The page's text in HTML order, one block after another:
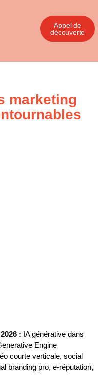
Appel de
découverte
marketing
: IA générative dans
Engine
courte verticale, social
branding pro, e-réputation,